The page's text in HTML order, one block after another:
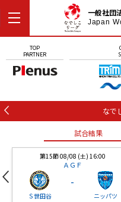
一般社団
Japan
TOP
PARTNER
なで
試合結果
第15節 08/08 (土) 16:00
ＡＧＦ
Ｓ世田谷
-
ニッパツ